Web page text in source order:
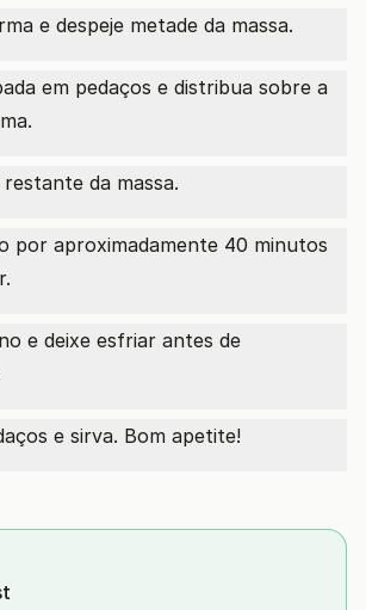
e despeje metade da massa.
em pedaços e distribua sobre a
da massa.
por aproximadamente 40 minutos
e deixe esfriar antes de
e sirva. Bom apetite!